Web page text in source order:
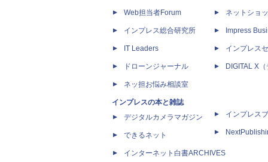
Web担当者Forum
インプレス総合研究所
IT Leaders
ドローンジャーナル
ネッ担お悩み相談室
インプレスの本と雑誌
デジタルカメラマガジン
できるネット
インターネット白書ARCHIVES
ネットショ
Impress
インプレス
DIGITAL X
インプレス